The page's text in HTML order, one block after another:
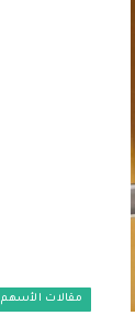
مقالات الأسهم